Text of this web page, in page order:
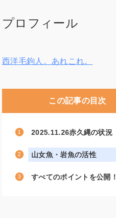
プロフィール
西洋毛鉤人。あれこれ。
この記事の目次
2025.11.26赤久縄の状況
山女魚・岩魚の活性
すべてのポイントを公開！